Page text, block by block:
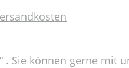
. Sie können gerne mit